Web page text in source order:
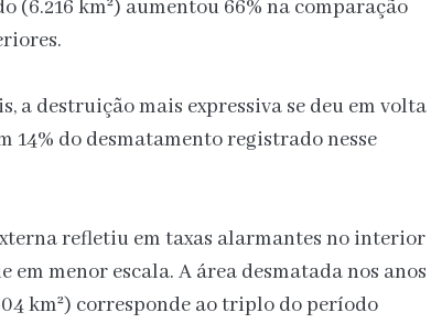
(6.216 km²) aumentou 66% na comparação
a destruição mais expressiva se deu em volta
14% do desmatamento registrado nesse
refletiu em taxas alarmantes no interior
menor escala. A área desmatada nos anos
km²) corresponde ao triplo do período